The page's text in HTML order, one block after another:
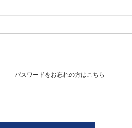
パスワードをお忘れの方はこちら